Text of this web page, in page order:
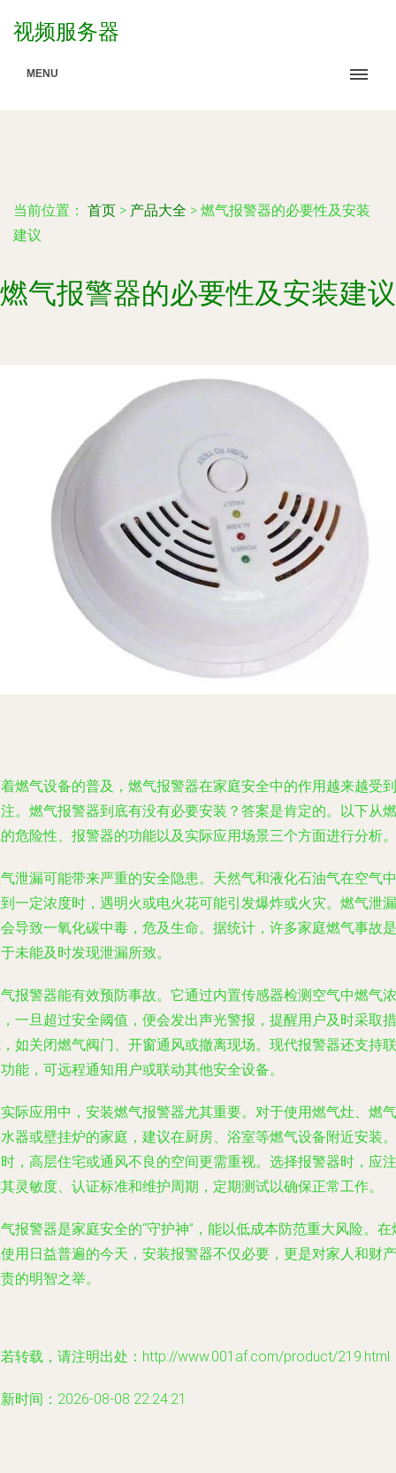
视频服务器
MENU
当前位置： 首页 > 产品大全 > 燃气报警器的必要性及安装
建议
燃气报警器的必要性及安装建议
燃气设备的普及，燃气报警器在家庭安全中的作用越来越受到
。燃气报警器到底有没有必要安装？答案是肯定的。以下从燃
危险性、报警器的功能以及实际应用场景三个方面进行分析。
泄漏可能带来严重的安全隐患。天然气和液化石油气在空气中
一定浓度时，遇明火或电火花可能引发爆炸或火灾。燃气泄漏
导致一氧化碳中毒，危及生命。据统计，许多家庭燃气事故是
未能及时发现泄漏所致。
报警器能有效预防事故。它通过内置传感器检测空气中燃气浓
一旦超过安全阈值，便会发出声光警报，提醒用户及时采取措
如关闭燃气阀门、开窗通风或撤离现场。现代报警器还支持联
能，可远程通知用户或联动其他安全设备。
际应用中，安装燃气报警器尤其重要。对于使用燃气灶、燃气
器或壁挂炉的家庭，建议在厨房、浴室等燃气设备附近安装。
，高层住宅或通风不良的空间更需重视。选择报警器时，应注
灵敏度、认证标准和维护周期，定期测试以确保正常工作。
报警器是家庭安全的“守护神”，能以低成本防范重大风险。在
用日益普遍的今天，安装报警器不仅必要，更是对家人和财产
的明智之举。
转载，请注明出处：http://www.001af.com/product/219.html
时间：2026-08-08 22:24:21